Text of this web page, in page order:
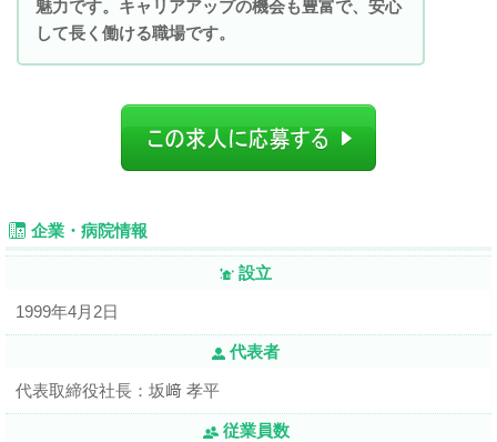
魅力です。キャリアアップの機会も豊富で、安心
して長く働ける職場です。
企業・病院情報
設立
1999年4月2日
代表者
代表取締役社長：坂﨑 孝平
従業員数